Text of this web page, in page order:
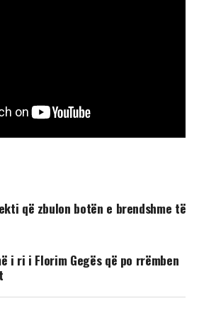
që zbulon botën e brendshme të
i ri i Florim Gegës që po rrëmben